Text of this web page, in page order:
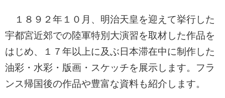
１８９２年１０月、明治天皇を迎えて挙行した
宇都宮近郊での陸軍特別大演習を取材した作品を
はじめ、１７年以上に及ぶ日本滞在中に制作した
油彩・水彩・版画・スケッチを展示します。フラ
ンス帰国後の作品や豊富な資料も紹介します。